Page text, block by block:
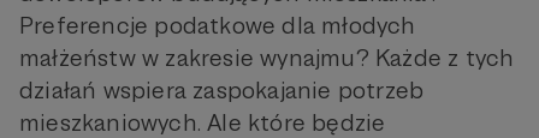
Preferencje podatkowe dla młodych
małżeństw w zakresie wynajmu? Każde z tych
działań wspiera zaspokajanie potrzeb
mieszkaniowych. Ale które będzie